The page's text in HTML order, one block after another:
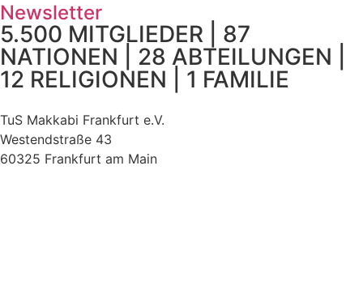
Newsletter
5.500 MITGLIEDER | 87
NATIONEN | 28 ABTEILUNGEN |
12 RELIGIONEN | 1 FAMILIE
TuS Makkabi Frankfurt e.V.
Westendstraße 43
60325 Frankfurt am Main